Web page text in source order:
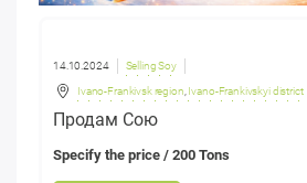
14.10.2024 Selling Soy
Ivano-Frankivsk region Ivano-Frankivskyi district
Продам Сою
Specify the price / 200 Tons